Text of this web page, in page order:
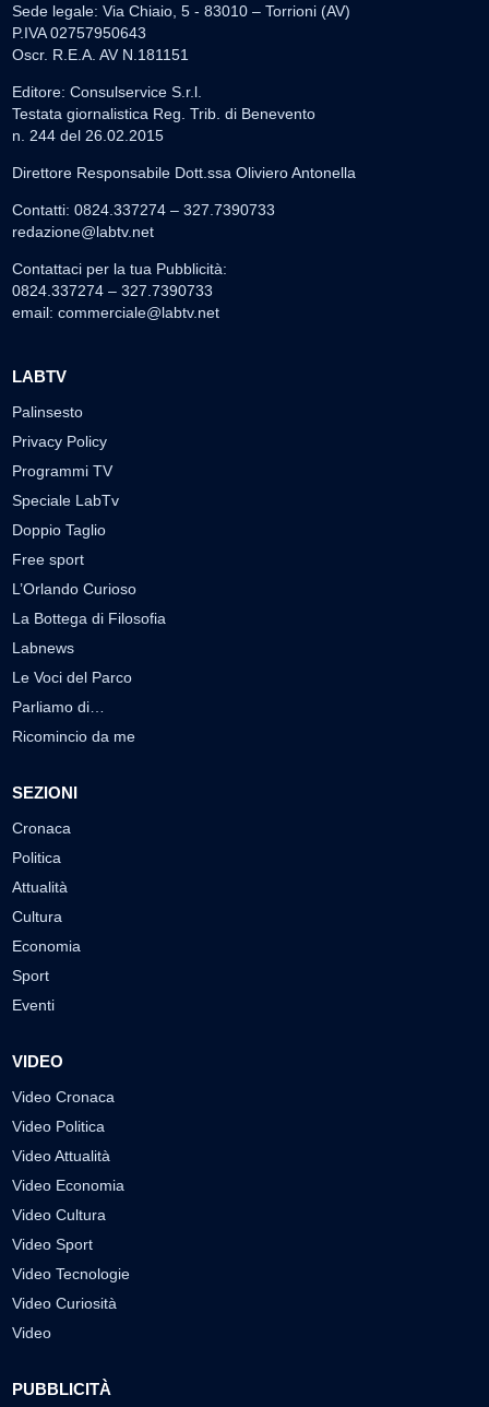
Sede legale: Via Chiaio, 5 - 83010 – Torrioni (AV)
P.IVA 02757950643
Oscr. R.E.A. AV N.181151
Editore: Consulservice S.r.l.
Testata giornalistica Reg. Trib. di Benevento
n. 244 del 26.02.2015
Direttore Responsabile Dott.ssa Oliviero Antonella
Contatti: 0824.337274 – 327.7390733
redazione@labtv.net
Contattaci per la tua Pubblicità:
0824.337274 – 327.7390733
email: commerciale@labtv.net
LABTV
Palinsesto
Privacy Policy
Programmi TV
Speciale LabTv
Doppio Taglio
Free sport
L’Orlando Curioso
La Bottega di Filosofia
Labnews
Le Voci del Parco
Parliamo di…
Ricomincio da me
SEZIONI
Cronaca
Politica
Attualità
Cultura
Economia
Sport
Eventi
VIDEO
Video Cronaca
Video Politica
Video Attualità
Video Economia
Video Cultura
Video Sport
Video Tecnologie
Video Curiosità
Video
PUBBLICITÀ